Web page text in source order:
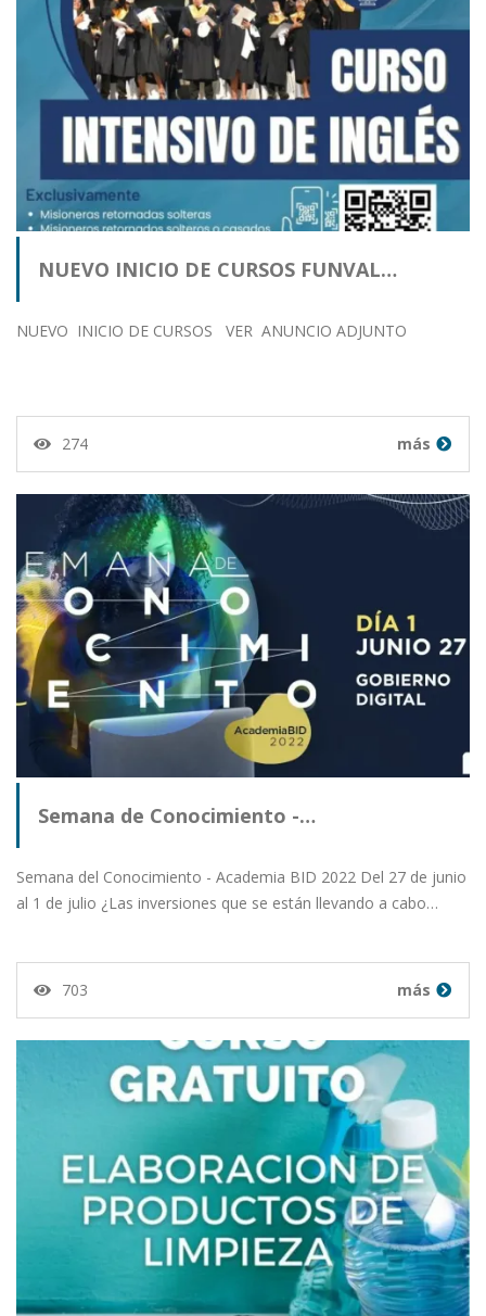
NUEVO INICIO DE CURSOS FUNVAL…
NUEVO INICIO DE CURSOS VER ANUNCIO ADJUNTO
274 más
Semana de Conocimiento -…
Semana del Conocimiento - Academia BID 2022 Del 27 de junio
al 1 de julio ¿Las inversiones que se están llevando a cabo…
703 más